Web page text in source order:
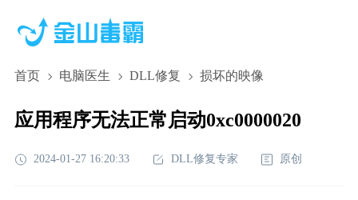
首页 电脑医生 DLL修复 损坏的映像
应用程序无法正常启动0xc0000020
2024-01-27 16:20:33 DLL修复专家 原创